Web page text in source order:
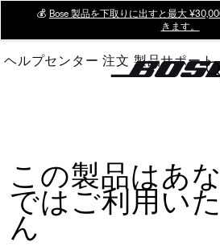
Main
💰 Bose 製品を下取りに出すと最大
きます。
ヘルプセンター 注文 製品サポート
この製品はあ
ではご利用い
ん